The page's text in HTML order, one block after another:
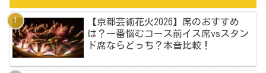
【京都芸術花火2026】席のおすすめ
は？一番悩むコース前イス席vsスタン
ド席ならどっち？本音比較！